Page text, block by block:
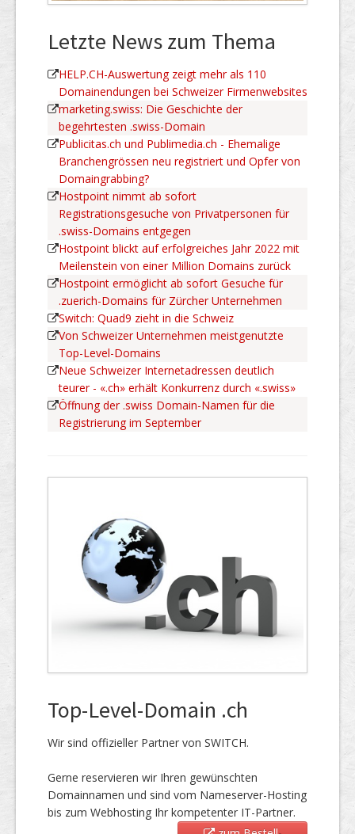
Letzte News zum Thema
HELP.CH-Auswertung zeigt mehr als 110
Domainendungen bei Schweizer Firmenwebsites
marketing.swiss: Die Geschichte der
begehrtesten .swiss-Domain
Publicitas.ch und Publimedia.ch - Ehemalige
Branchengrössen neu registriert und Opfer von
Domaingrabbing?
Hostpoint nimmt ab sofort
Registrationsgesuche von Privatpersonen für
.swiss-Domains entgegen
Hostpoint blickt auf erfolgreiches Jahr 2022 mit
Meilenstein von einer Million Domains zurück
Hostpoint ermöglicht ab sofort Gesuche für
.zuerich-Domains für Zürcher Unternehmen
Switch: Quad9 zieht in die Schweiz
Von Schweizer Unternehmen meistgenutzte
Top-Level-Domains
Neue Schweizer Internetadressen deutlich
teurer - «.ch» erhält Konkurrenz durch «.swiss»
Öffnung der .swiss Domain-Namen für die
Registrierung im September
Top-Level-Domain .ch
Wir sind offizieller Partner von SWITCH.
Gerne reservieren wir Ihren gewünschten
Domainnamen und sind vom Nameserver-Hosting
bis zum Webhosting Ihr kompetenter IT-Partner.